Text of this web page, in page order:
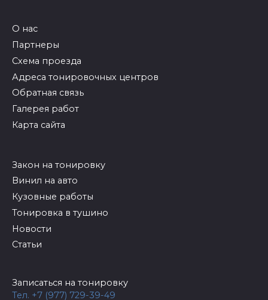
О нас
Партнеры
Схема проезда
Адреса тонировочных центров
Обратная связь
Галерея работ
Карта сайта
Закон на тонировку
Винил на авто
Кузовные работы
Тонировка в тушино
Новости
Статьи
Записаться на тонировку
Тел. +7 (977) 729-39-49